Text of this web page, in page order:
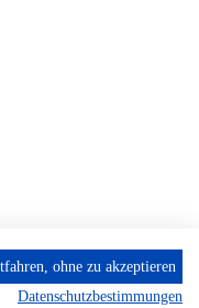
ohne zu akzeptieren
Datenschutzbestimmungen